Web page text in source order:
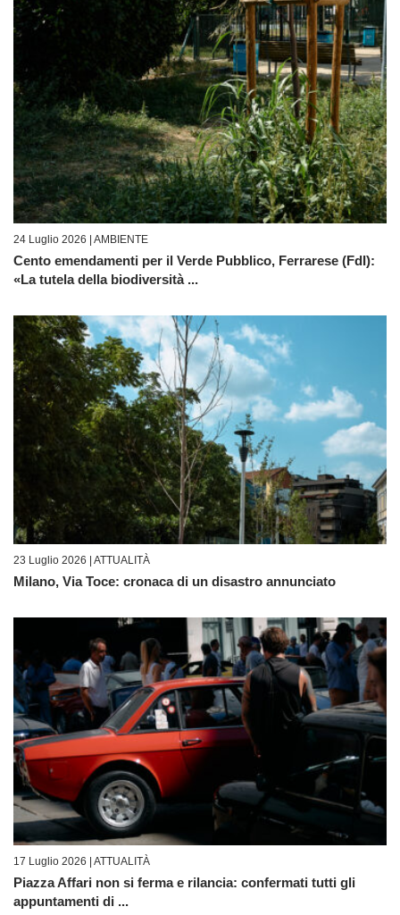
24 Luglio 2026 | AMBIENTE
Cento emendamenti per il Verde Pubblico, Ferrarese (FdI):
«La tutela della biodiversità ...
23 Luglio 2026 | ATTUALITÀ
Milano, Via Toce: cronaca di un disastro annunciato
17 Luglio 2026 | ATTUALITÀ
Piazza Affari non si ferma e rilancia: confermati tutti gli
appuntamenti di ...